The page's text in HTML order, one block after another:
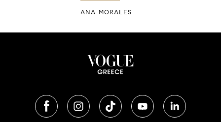
ANA MORALES